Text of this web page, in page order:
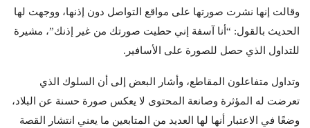
وقالت إنها نشرت صورتها على مواقع التواصل دون إذنها، ووجهت لها
الحديث بالقول: “أنا آسفة إني حطيت صورتك من غير إذنك”، مشيرة
للتداول الذي حصل للصورة على الأسافير.
وتداول متفاعلون المقاطع، وأشار البعض إلى أن السلوك الذي
تعرضت له المؤثرة وصانعة المحتوى لا يعكس صورة حسنة عن البلاد،
وضعًا في الاعتبار أنها لها العديد من المتابعين ما يعني انتشار القصة